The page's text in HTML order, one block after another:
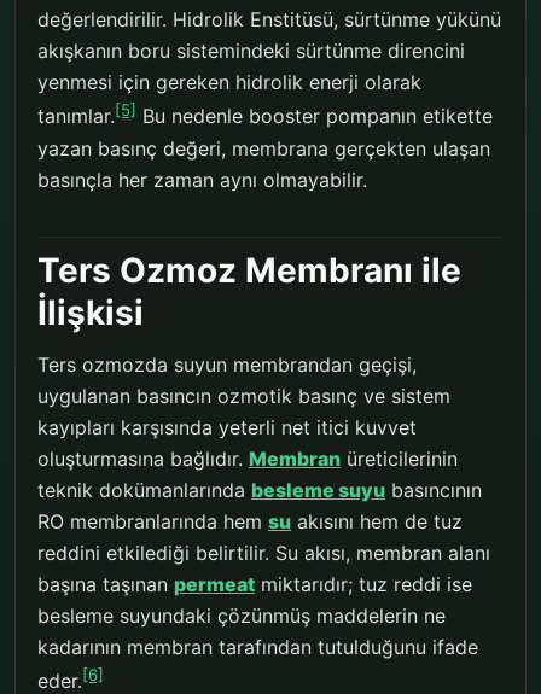
değerlendirilir. Hidrolik Enstitüsü, sürtünme yükünü
akışkanın boru sistemindeki sürtünme direncini
yenmesi için gereken hidrolik enerji olarak
tanımlar.[5] Bu nedenle booster pompanın etikette
yazan basınç değeri, membrana gerçekten ulaşan
basınçla her zaman aynı olmayabilir.
Ters Ozmoz Membranı ile
İlişkisi
Ters ozmozda suyun membrandan geçişi,
uygulanan basıncın ozmotik basınç ve sistem
kayıpları karşısında yeterli net itici kuvvet
oluşturmasına bağlıdır. Membran üreticilerinin
teknik dokümanlarında besleme suyu basıncının
RO membranlarında hem su akısını hem de tuz
reddini etkilediği belirtilir. Su akısı, membran alanı
başına taşınan permeat miktarıdır; tuz reddi ise
besleme suyundaki çözünmüş maddelerin ne
kadarının membran tarafından tutulduğunu ifade
eder.[6]